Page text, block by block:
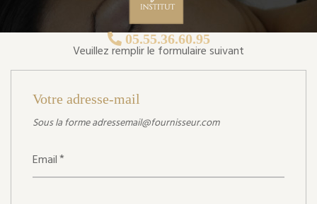
05.55.36.60.95
Veuillez remplir le formulaire suivant
Votre adresse-mail
Sous la forme adressemail@fournisseur.com
Email